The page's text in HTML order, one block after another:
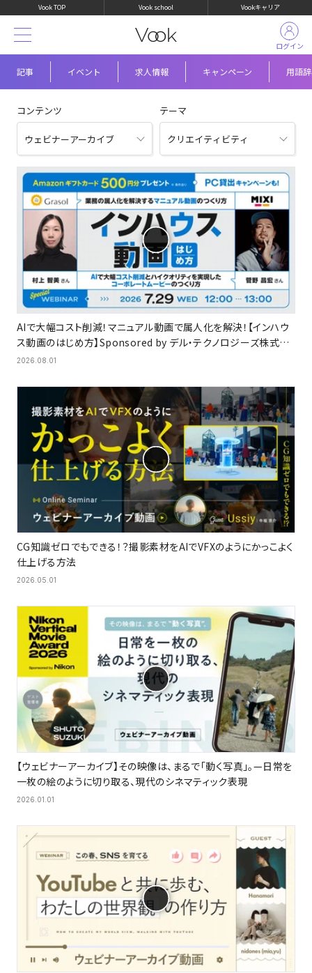
Vook TOP Vook school Vookキャリア
記事 イベント 求人情報 キャンペーン 用語
ログイン
コンテンツ テーマ
AIで大幅コスト削減！マニュアル動画で属人化を解決！【インハウ
ス動画のはじめ方】Sponsored by デル・テクノロジーズ株式会
社
2026.08.01
CG知識ゼロでもできる！？撮影素材をAIでVFXのようにかっこよく
仕上げる方法
2026.05.01
【ウェビナーアーカイブ】その映像は、まるで「動く写真」。—日常を
一枚の絵のように切り取る、現代のシネマティック表現
2026.01.01